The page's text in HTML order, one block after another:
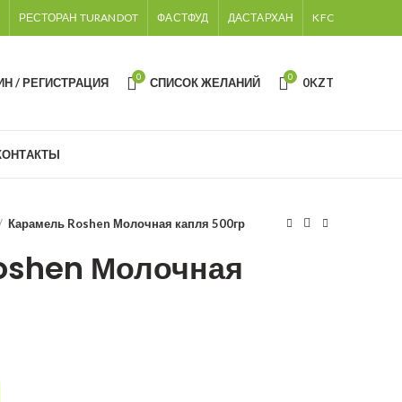
РЕСТОРАН TURANDOT ФАСТФУД ДАСТАРХАН KFC
/ РЕГИСТРАЦИЯ 0 СПИСОК ЖЕЛАНИЙ 0 0KZT
Карамель Roshen Молочная капля 500гр
Молочная